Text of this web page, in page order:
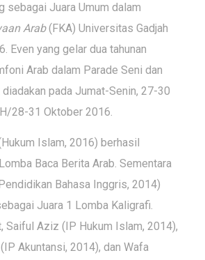
sebagai Juara Umum dalam
Arab(FKA) Universitas Gadjah
Even yang gelar dua tahunan
Arab dalam Parade Seni dan
diadakan pada Jumat-Senin, 27-30
28-31 Oktober 2016.
Islam, 2016) berhasil
Baca Berita Arab. Sementara
Bahasa Inggris, 2014)
Juara 1 Lomba Kaligrafi.
Saiful Aziz (IP Hukum Islam, 2014),
Akuntansi, 2014), dan Wafa